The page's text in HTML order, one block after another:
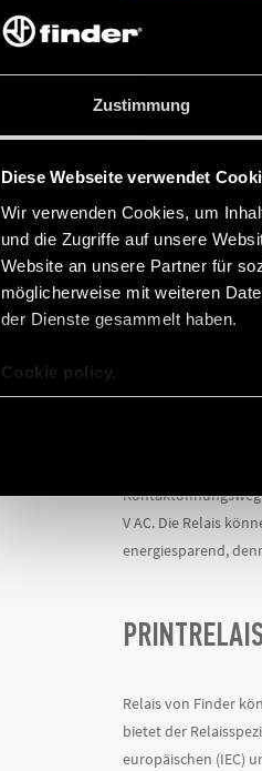
Zustimmung
Diese Webseite verwendet
Wir verwenden Cookies, um
und die Zugriffe auf unsere
Website an unsere Partner für
möglicherweise mit weiteren
der Dienste gesammelt haben.
Cookie policy.
RELAIS FÜR
Das Schalten von
Gerade durch den
Ladesysteme für
in
V AC. Die Relais
energiesparend,
Relais von Finder
bietet der
europäischen (IEC)